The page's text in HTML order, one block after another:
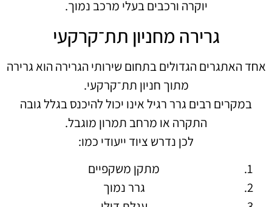
יוקרה ורכבים בעלי מרכב נמוך.
גרירה מחניון תת־קרקעי
אחד האתגרים הגדולים בתחום שירותי הגרירה הוא גרירה
מתוך חניון תת־קרקעי.
במקרים רבים גרר רגיל אינו יכול להיכנס בגלל גובה
התקרה או מרחב תמרון מוגבל.
לכן נדרש ציוד ייעודי כמו:
מתקן משקפיים
גרר נמוך